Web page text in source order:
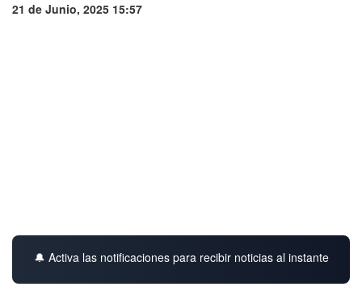
21 de Junio, 2025 15:57
🔔 Activa las notificaciones para recibir noticias al instante